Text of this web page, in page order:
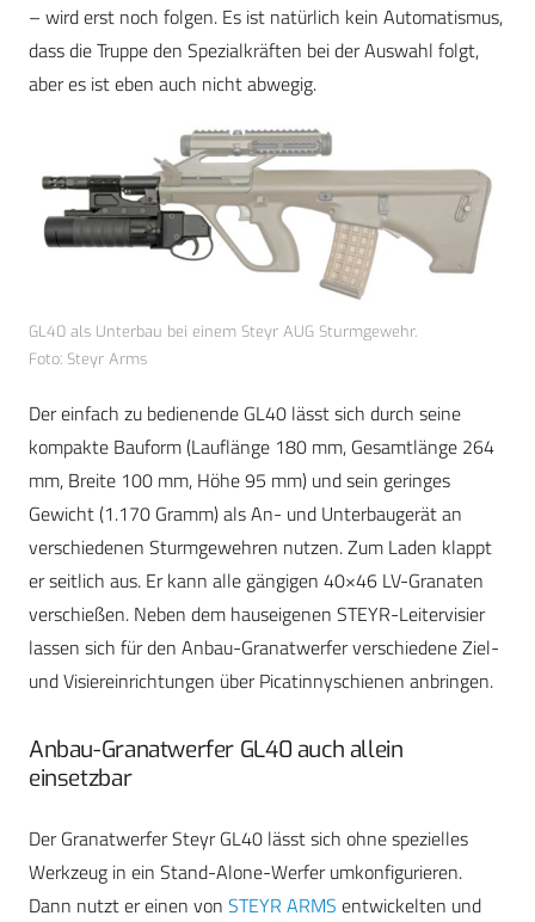
– wird erst noch folgen. Es ist natürlich kein Automatismus,
dass die Truppe den Spezialkräften bei der Auswahl folgt,
aber es ist eben auch nicht abwegig.
GL40 als Unterbau bei einem Steyr AUG Sturmgewehr.
Foto: Steyr Arms
Der einfach zu bedienende GL40 lässt sich durch seine
kompakte Bauform (Lauflänge 180 mm, Gesamtlänge 264
mm, Breite 100 mm, Höhe 95 mm) und sein geringes
Gewicht (1.170 Gramm) als An- und Unterbaugerät an
verschiedenen Sturmgewehren nutzen. Zum Laden klappt
er seitlich aus. Er kann alle gängigen 40×46 LV-Granaten
verschießen. Neben dem hauseigenen STEYR-Leitervisier
lassen sich für den Anbau-Granatwerfer verschiedene Ziel-
und Visiereinrichtungen über Picatinnyschienen anbringen.
Anbau-Granatwerfer GL40 auch allein
einsetzbar
Der Granatwerfer Steyr GL40 lässt sich ohne spezielles
Werkzeug in ein Stand-Alone-Werfer umkonfigurieren.
Dann nutzt er einen von STEYR ARMS entwickelten und